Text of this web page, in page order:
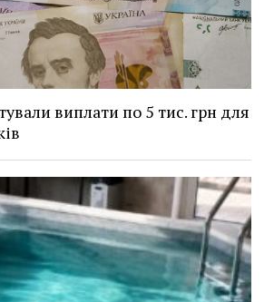
виплати по 5 тис. грн для